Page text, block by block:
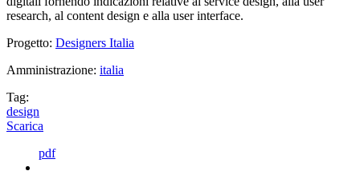
research, al content design e alla user interface.
Progetto: Designers Italia
Amministrazione: italia
Tag:
design
Scarica
pdf